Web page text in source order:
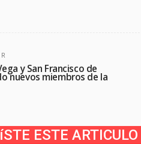
y San Francisco de
nuevos miembros de la
ESTE ARTICULO